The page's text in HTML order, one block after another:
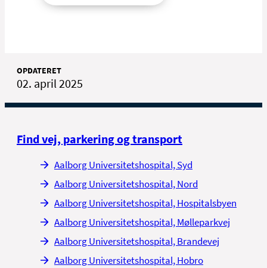
OPDATERET
02. april 2025
Find vej, parkering og transport
Aalborg Universitetshospital, Syd
Aalborg Universitetshospital, Nord
Aalborg Universitetshospital, Hospitalsbyen
Aalborg Universitetshospital, Mølleparkvej
Aalborg Universitetshospital, Brandevej
Aalborg Universitetshospital, Hobro